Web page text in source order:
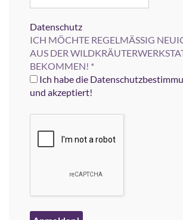
Datenschutz
ICH MÖCHTE REGELMÄSSIG
AUS DER
BEKOMMEN! *
Ich habe die
und akzeptiert!